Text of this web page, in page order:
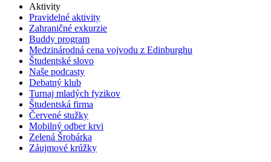
Aktivity
Pravidelné aktivity
Zahraničné exkurzie
Buddy program
Medzinárodná cena vojvodu z Edinburghu
Študentské slovo
Naše podcasty
Debatný klub
Turnaj mladých fyzikov
Študentská firma
Červené stužky
Mobilný odber krvi
Zelená Šrobárka
Záujmové krúžky